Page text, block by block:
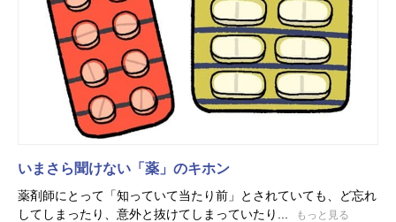
いまさら聞けない「薬」のキホン
薬剤師にとって「知っていて当たり前」とされていても、ど忘れ
してしまったり、意外と抜けてしまっていたり...
もっと見る